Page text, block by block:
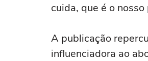
cuida, que é o
A publicação
influenciadora ao